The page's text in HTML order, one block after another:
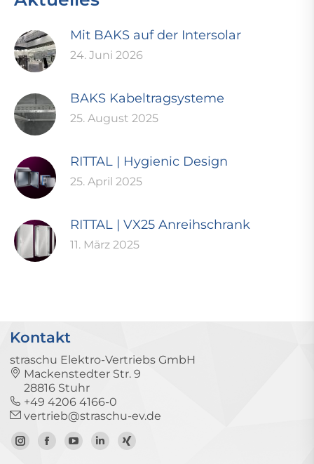
Mit BAKS auf der Intersolar
24. Juni 2026
BAKS Kabeltragsysteme
25. August 2025
RITTAL | Hygienic Design
25. April 2025
RITTAL | VX25 Anreihschrank
11. März 2025
Kontakt
straschu Elektro-Vertriebs GmbH
Mackenstedter Str. 9
28816 Stuhr
+49 4206 4166-0
vertrieb@straschu-ev.de
ZumZur
ZumZumZum